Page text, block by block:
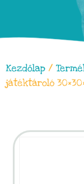
Kezdőlap /
játéktároló